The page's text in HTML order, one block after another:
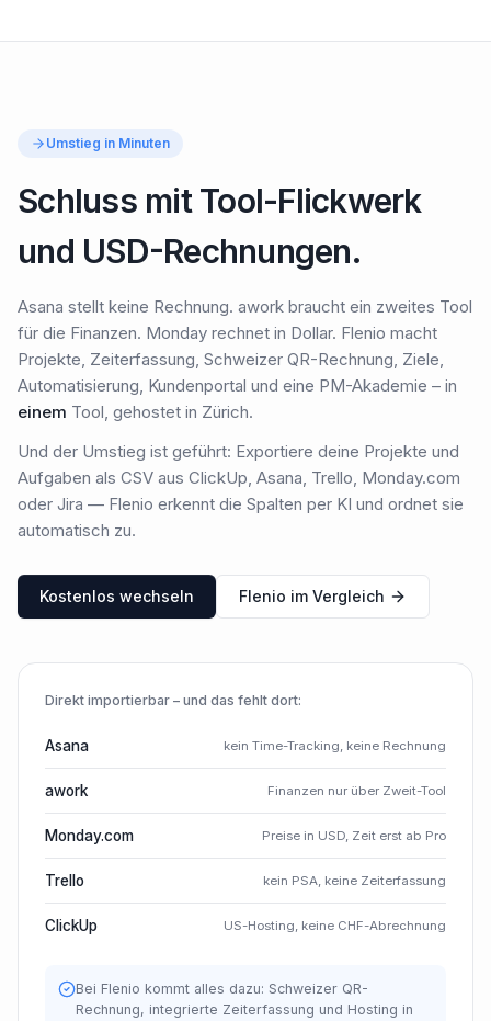
Umstieg in Minuten
Schluss mit Tool-Flickwerk
und USD-Rechnungen.
Asana stellt keine Rechnung. awork braucht ein zweites Tool
für die Finanzen. Monday rechnet in Dollar. Flenio macht
Projekte, Zeiterfassung, Schweizer QR-Rechnung, Ziele,
Automatisierung, Kundenportal und eine PM-Akademie – in
einem Tool, gehostet in Zürich.
Und der Umstieg ist geführt: Exportiere deine Projekte und
Aufgaben als CSV aus ClickUp, Asana, Trello, Monday.com
oder Jira — Flenio erkennt die Spalten per KI und ordnet sie
automatisch zu.
Kostenlos wechseln Flenio im Vergleich
Direkt importierbar – und das fehlt dort:
Asana kein Time-Tracking, keine Rechnung
awork Finanzen nur über Zweit-Tool
Monday.com Preise in USD, Zeit erst ab Pro
Trello kein PSA, keine Zeiterfassung
ClickUp US-Hosting, keine CHF-Abrechnung
Bei Flenio kommt alles dazu: Schweizer QR-
Rechnung, integrierte Zeiterfassung und Hosting in